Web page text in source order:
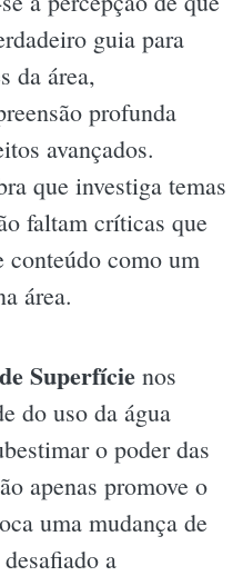
guia para
da área,
profunda
avançados.
que investiga temas
faltam críticas que
conteúdo como um
área.
Superfície nos
do uso da água
o poder das
apenas promove o
uma mudança de
a